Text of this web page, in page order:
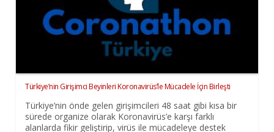
Türkiye’nin Girişimci Beyinleri Koronavirüs’le Mücadele İçin Birleşti
Türkiye’nin önde gelen girişimcileri 48 saat gibi kısa bir
sürede organize olarak Koronavirüs’e karşı farklı
alanlarda fikir geliştirip, virüs ile mücadeleye destek